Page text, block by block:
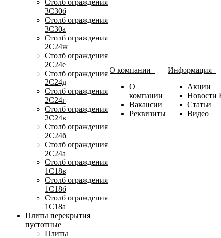
Столб ограждения
3С30б
Столб ограждения
3С30а
Столб ограждения
2С24ж
Столб ограждения
2С24е
Столб ограждения
2С24д
Столб ограждения
2С24г
Столб ограждения
2С24в
Столб ограждения
2С24б
Столб ограждения
2С24а
Столб ограждения
1С18в
Столб ограждения
1С18б
Столб ограждения
1С18а
Плиты перекрытия
пустотные
Плиты
О компании
О
компании
Вакансии
Реквизиты
Информация
Акции
Новости
Статьи
Видео